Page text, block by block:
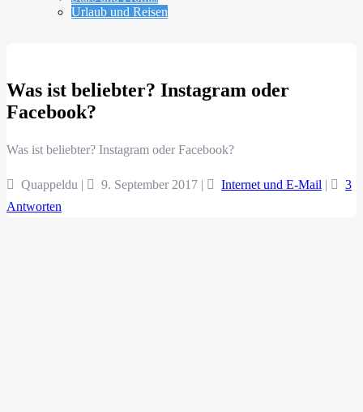
Urlaub und Reisen
Was ist beliebter? Instagram oder
Facebook?
Was ist beliebter? Instagram oder Facebook?
Quappeldu | 9. September 2017 | Internet und E-Mail |
3
Antworten